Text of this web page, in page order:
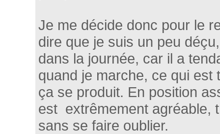
Je me décide donc pour le
dire que je suis un peu
dans la journée, car il a
quand je marche, ce qui est
ça se produit. En position
est extrêmement agréable,
sans se faire oublier.